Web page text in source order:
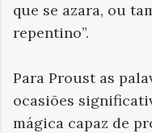
que se azara, ou
repentino”.
Para Proust as
ocasiões
mágica capaz de